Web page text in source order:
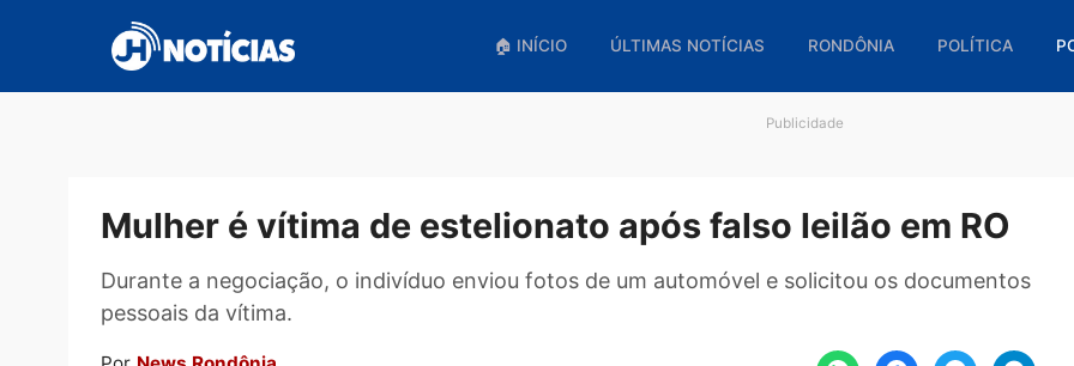
conteúdo
🏠 INÍCIO ÚLTIMAS NOTÍCIAS RONDÔNIA
Mulher é vítima de estelionato após falso leilão em
Durante a negociação, o indivíduo enviou fotos de um automóvel e solicitou os